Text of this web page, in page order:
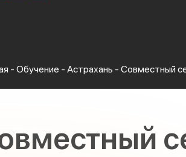
- Обучение - Астрахань - Совместный